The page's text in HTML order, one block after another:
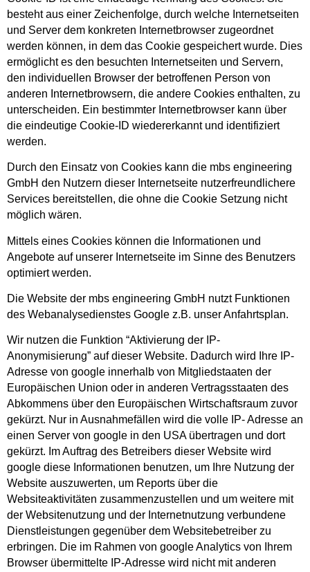
besteht aus einer Zeichenfolge, durch welche Internetseiten
und Server dem konkreten Internetbrowser zugeordnet
werden können, in dem das Cookie gespeichert wurde. Dies
ermöglicht es den besuchten Internetseiten und Servern,
den individuellen Browser der betroffenen Person von
anderen Internetbrowsern, die andere Cookies enthalten, zu
unterscheiden. Ein bestimmter Internetbrowser kann über
die eindeutige Cookie-ID wiedererkannt und identifiziert
werden.
Durch den Einsatz von Cookies kann die mbs engineering
GmbH den Nutzern dieser Internetseite nutzerfreundlichere
Services bereitstellen, die ohne die Cookie Setzung nicht
möglich wären.
Mittels eines Cookies können die Informationen und
Angebote auf unserer Internetseite im Sinne des Benutzers
optimiert werden.
Die Website der mbs engineering GmbH nutzt Funktionen
des Webanalysedienstes Google z.B. unser Anfahrtsplan.
Wir nutzen die Funktion “Aktivierung der IP-
Anonymisierung” auf dieser Website. Dadurch wird Ihre IP-
Adresse von google innerhalb von Mitgliedstaaten der
Europäischen Union oder in anderen Vertragsstaaten des
Abkommens über den Europäischen Wirtschaftsraum zuvor
gekürzt. Nur in Ausnahmefällen wird die volle IP- Adresse an
einen Server von google in den USA übertragen und dort
gekürzt. Im Auftrag des Betreibers dieser Website wird
google diese Informationen benutzen, um Ihre Nutzung der
Website auszuwerten, um Reports über die
Websiteaktivitäten zusammenzustellen und um weitere mit
der Websitenutzung und der Internetnutzung verbundene
Dienstleistungen gegenüber dem Websitebetreiber zu
erbringen. Die im Rahmen von google Analytics von Ihrem
Browser übermittelte IP-Adresse wird nicht mit anderen